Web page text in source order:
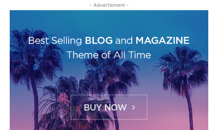
- Advertisment -